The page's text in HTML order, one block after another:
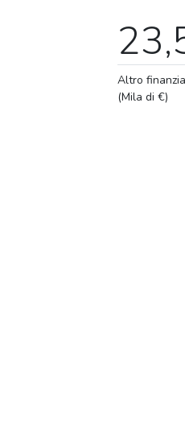
Altro
(Mila di €)